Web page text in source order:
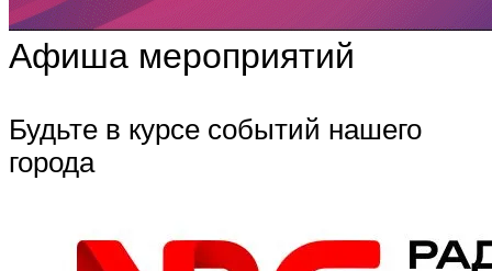
Афиша мероприятий
Будьте в курсе событий нашего
города